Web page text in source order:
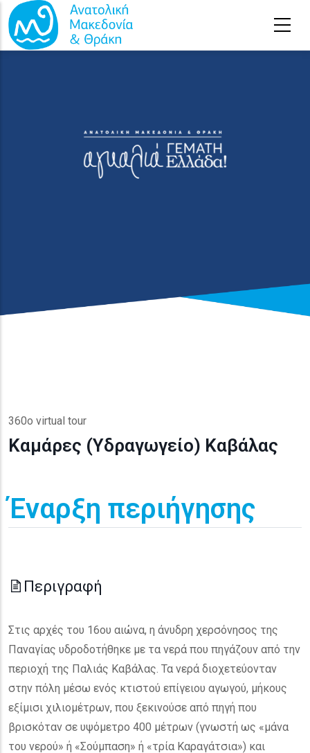
Παράκαμψη προς το κυρίως περιεχόμενο
360o virtual tour
Καμάρες (Υδραγωγείο) Καβάλας
Έναρξη περιήγησης
Περιγραφή
Στις αρχές του 16ου αιώνα, η άνυδρη χερσόνησος της
Παναγίας υδροδοτήθηκε με τα νερά που πηγάζουν από την
περιοχή της Παλιάς Καβάλας. Τα νερά διοχετεύονταν
στην πόλη μέσω ενός κτιστού επίγειου αγωγού, μήκους
εξίμισι χιλιομέτρων, που ξεκινούσε από πηγή που
βρισκόταν σε υψόμετρο 400 μέτρων (γνωστή ως «μάνα
του νερού» ή «Σούμπαση» ή «τρία Καραγάτσια») και